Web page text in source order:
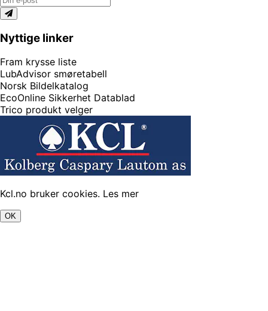
Nyttige linker
Fram krysse liste
LubAdvisor smøretabell
Norsk Bildelkatalog
EcoOnline Sikkerhet Datablad
Trico produkt velger
Kcl.no bruker cookies. Les mer
OK